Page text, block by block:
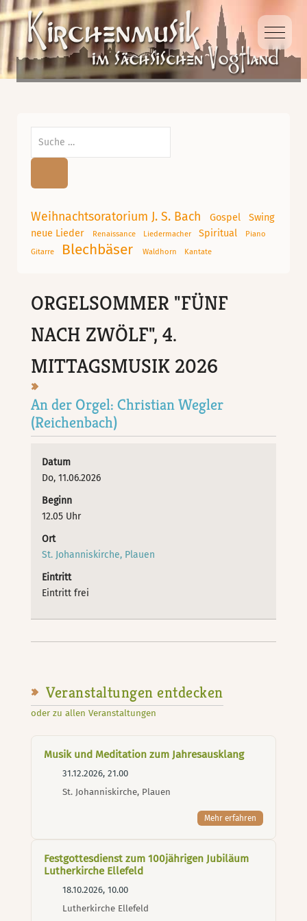
Mobile
Weihnachtsoratorium J. S. Bach Gospel
Swing
neue Lieder
Renaissance Liedermacher Spiritual
Piano
Gitarre
Blechbäser Waldhorn Kantate
ORGELSOMMER "FÜNF
NACH ZWÖLF", 4.
MITTAGSMUSIK 2026
An der Orgel: Christian Wegler
(Reichenbach)
Datum
Do, 11.06.2026
Beginn
12.05 Uhr
Ort
St. Johanniskirche, Plauen
Eintritt
Eintritt frei
Veranstaltungen entdecken
oder zu allen Veranstaltungen
Musik und Meditation zum Jahresausklang
31.12.2026, 21.00
St. Johanniskirche, Plauen
Mehr erfahren
Festgottesdienst zum 100jährigen Jubiläum
Lutherkirche Ellefeld
18.10.2026, 10.00
Lutherkirche Ellefeld